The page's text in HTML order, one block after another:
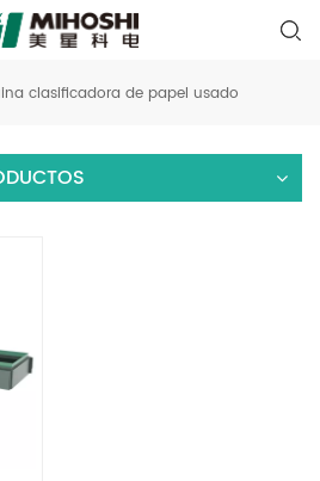
clasificadora de papel usado